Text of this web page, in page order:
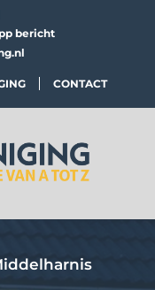
bericht
CONTACT